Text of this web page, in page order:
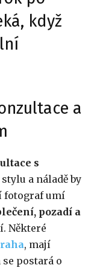
když
a
s
a náladě by
fotograf umí
pozadí a
Některé
, mají
se postará o